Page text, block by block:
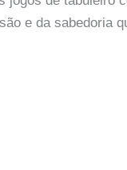
e da sabedoria